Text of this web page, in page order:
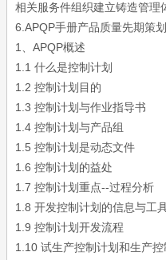
相关服务件组织建立铸造管理
6.APQP手册产品质量先期策
1、APQP概述
1.1 什么是控制计划
1.2 控制计划目的
1.3 控制计划与作业指导书
1.4 控制计划与产品组
1.5 控制计划是动态文件
1.6 控制计划的益处
1.7 控制计划重点--过程分析
1.8 开发控制计划的信息与工
1.9 控制计划开发流程
1.10 试生产控制计划和生产控